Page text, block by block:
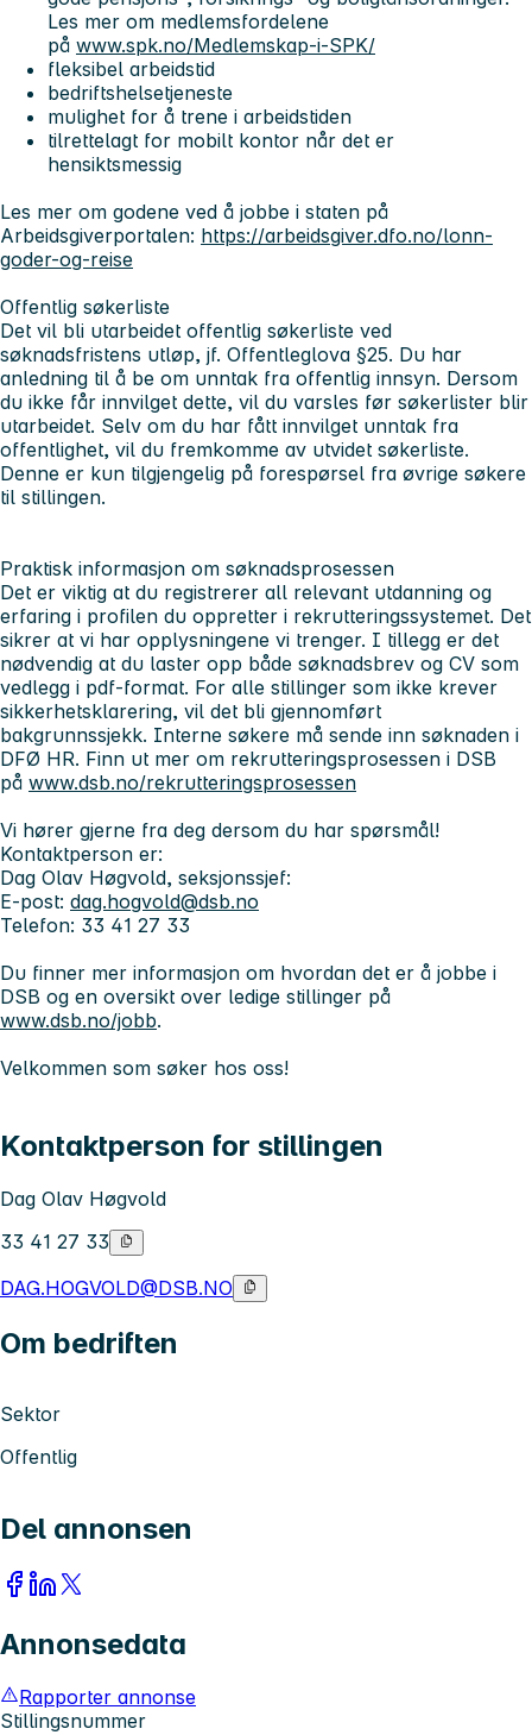
Les mer om medlemsfordelene
på www.spk.no/Medlemskap-i-SPK/
fleksibel arbeidstid
bedriftshelsetjeneste
mulighet for å trene i arbeidstiden
tilrettelagt for mobilt kontor når det er
hensiktsmessig
Les mer om godene ved å jobbe i staten på
Arbeidsgiverportalen: https://arbeidsgiver.dfo.no/lonn-
goder-og-reise
Offentlig søkerliste
Det vil bli utarbeidet offentlig søkerliste ved
søknadsfristens utløp, jf. Offentleglova §25. Du har
anledning til å be om unntak fra offentlig innsyn. Dersom
du ikke får innvilget dette, vil du varsles før søkerlister blir
utarbeidet. Selv om du har fått innvilget unntak fra
offentlighet, vil du fremkomme av utvidet søkerliste.
Denne er kun tilgjengelig på forespørsel fra øvrige søkere
til stillingen.
Praktisk informasjon om søknadsprosessen
Det er viktig at du registrerer all relevant utdanning og
erfaring i profilen du oppretter i rekrutteringssystemet. Det
sikrer at vi har opplysningene vi trenger. I tillegg er det
nødvendig at du laster opp både søknadsbrev og CV som
vedlegg i pdf-format. For alle stillinger som ikke krever
sikkerhetsklarering, vil det bli gjennomført
bakgrunnssjekk. Interne søkere må sende inn søknaden i
DFØ HR. Finn ut mer om rekrutteringsprosessen i DSB
på www.dsb.no/rekrutteringsprosessen
Vi hører gjerne fra deg dersom du har spørsmål!
Kontaktperson er:
Dag Olav Høgvold, seksjonssjef:
E-post: dag.hogvold@dsb.no
Telefon: 33 41 27 33
Du finner mer informasjon om hvordan det er å jobbe i
DSB og en oversikt over ledige stillinger på
www.dsb.no/jobb.
Velkommen som søker hos oss!
Kontaktperson for stillingen
Dag Olav Høgvold
33 41 27 33
DAG.HOGVOLD@DSB.NO
Om bedriften
Sektor
Offentlig
Del annonsen
Annonsedata
Rapporter annonse
Stillingsnummer